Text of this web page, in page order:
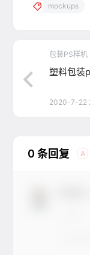
mockups
包装PS样机
塑料包装
2020-7-22
0 条回复 A